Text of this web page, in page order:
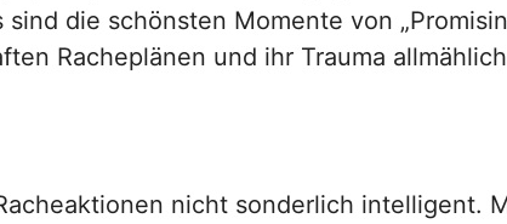
sind die schönsten Momente von
Racheplänen und ihr Trauma
nicht sonderlich intelligent.